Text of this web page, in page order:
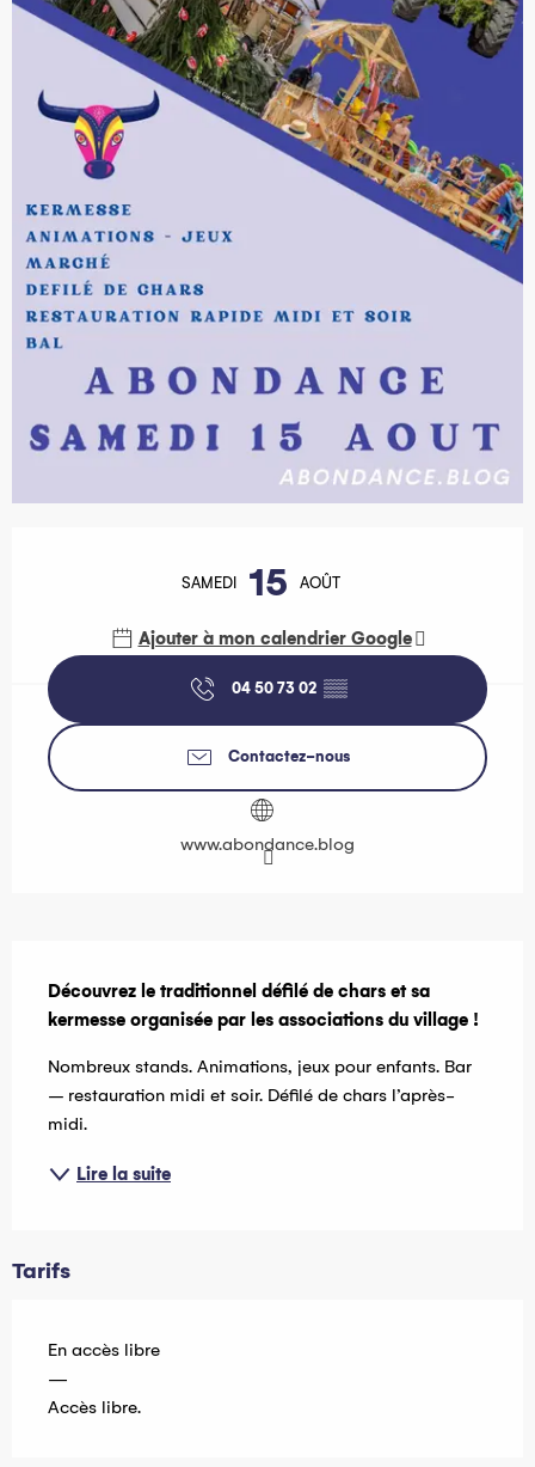
SAMEDI 15 AOÛT
Ajouter à mon calendrier Google
04 50 73 02 ▒▒
Contactez-nous
www.abondance.blog
Découvrez le traditionnel défilé de chars et sa
kermesse organisée par les associations du village !
Nombreux stands. Animations, jeux pour enfants. Bar
– restauration midi et soir. Défilé de chars l’après-
midi.
Lire la suite
Tarifs
En accès libre
—
Accès libre.